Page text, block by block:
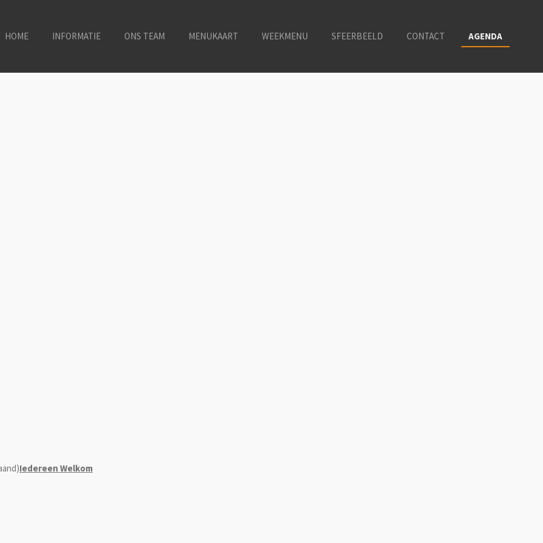
HOME INFORMATIE ONS TEAM MENUKAART WEEKMENU SFEERBEELD CONTACT AGENDA
Iedereen Welkom